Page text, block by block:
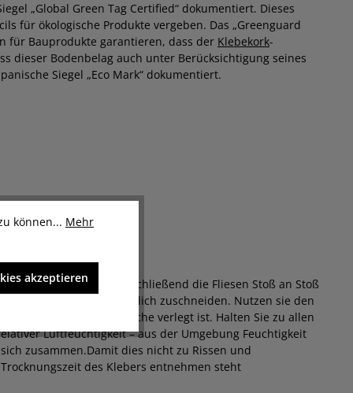
„Global Green Tag Certified“ dokumentiert. Dieses
für ökologische Produkte vergeben. Das „Greenguard
für Bauprodukte garantieren, dass der Klebekork-
dieser Bodenbelag auch unter Berücksichtigung seines
Siegel „Eco Mark“ dokumentiert.
Legen Sie anschließend die Fliesen Stoß an Stoß
müssen Sie wahrscheinlich zuschneiden. Nutzen sie den
fort, bis die gesamte Fläche verlegt ist. Halten Sie zu allen
Luftfeuchtigkeit – aus der Umgebung Feuchtigkeit
zusammen.Damit dies nicht zu Rissen und
des Klebers entnehmen steht
können... Mehr
akzeptieren